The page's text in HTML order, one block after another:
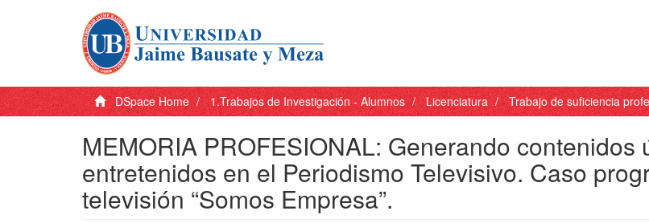
DSpace Home 1.Trabajos de Investigación - Alumnos Licenciatura Trabajo de suficiencia
MEMORIA PROFESIONAL: Generando contenidos
entretenidos en el Periodismo Televisivo. Caso
televisión “Somos Empresa”.